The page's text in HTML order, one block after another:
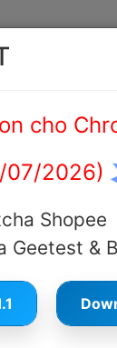
CAPTCHA
cho
07/2026)
Shopee
Geetest &